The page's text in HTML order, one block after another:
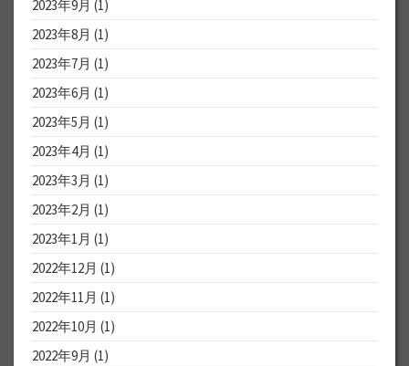
2023年9月 (1)
2023年8月 (1)
2023年7月 (1)
2023年6月 (1)
2023年5月 (1)
2023年4月 (1)
2023年3月 (1)
2023年2月 (1)
2023年1月 (1)
2022年12月 (1)
2022年11月 (1)
2022年10月 (1)
2022年9月 (1)